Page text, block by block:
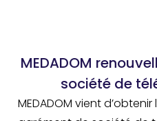
MEDADOM
société de
MEDADOM vient